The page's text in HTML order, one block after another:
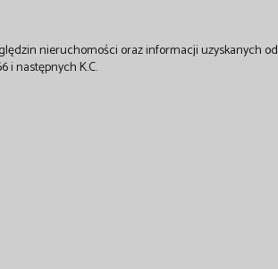
nieruchomości oraz informacji uzyskanych od
i następnych K.C.